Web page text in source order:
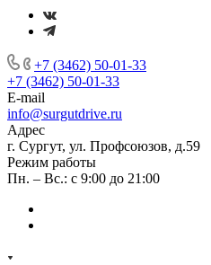
+7 (3462) 50-01-33
+7 (3462) 50-01-33
E-mail
info@surgutdrive.ru
Адрес
г. Сургут, ул. Профсоюзов, д.59
Режим работы
Пн. – Вс.: с 9:00 до 21:00